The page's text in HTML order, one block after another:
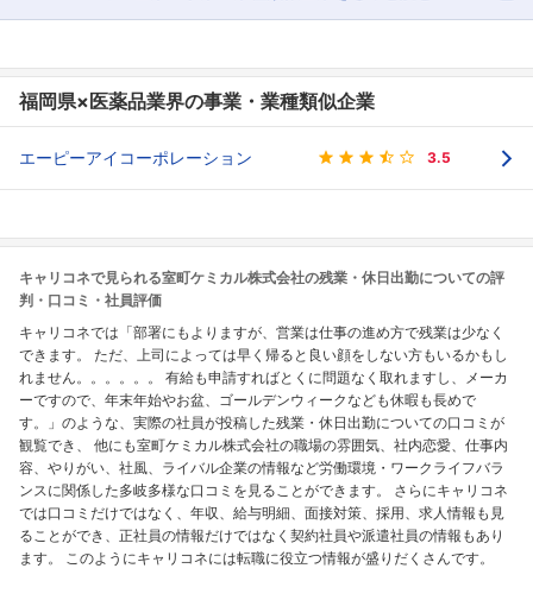
福岡県×医薬品業界の事業・業種類似企業
エーピーアイコーポレーション 3.5
キャリコネで見られる室町ケミカル株式会社の残業・休日出勤についての評
判・口コミ・社員評価
キャリコネでは「部署にもよりますが、営業は仕事の進め方で残業は少なく
できます。 ただ、上司によっては早く帰ると良い顔をしない方もいるかもし
れません。。。。。。 有給も申請すればとくに問題なく取れますし、メーカ
ーですので、年末年始やお盆、ゴールデンウィークなども休暇も長めで
す。」のような、実際の社員が投稿した残業・休日出勤についての口コミが
観覧でき、 他にも室町ケミカル株式会社の職場の雰囲気、社内恋愛、仕事内
容、やりがい、社風、ライバル企業の情報など労働環境・ワークライフバラ
ンスに関係した多岐多様な口コミを見ることができます。 さらにキャリコネ
では口コミだけではなく、年収、給与明細、面接対策、採用、求人情報も見
ることができ、正社員の情報だけではなく契約社員や派遣社員の情報もあり
ます。 このようにキャリコネには転職に役立つ情報が盛りだくさんです。